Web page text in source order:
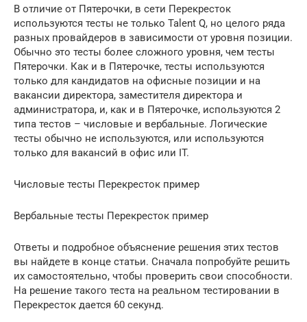
В отличие от Пятерочки, в сети Перекресток
используются тесты не только Talent Q, но целого ряда
разных провайдеров в зависимости от уровня позиции.
Обычно это тесты более сложного уровня, чем тесты
Пятерочки. Как и в Пятерочке, тесты используются
только для кандидатов на офисные позиции и на
вакансии директора, заместителя директора и
администратора, и, как и в Пятерочке, используются 2
типа тестов – числовые и вербальные. Логические
тесты обычно не используются, или используются
только для вакансий в офис или IT.
Числовые тесты Перекресток пример
Вербальные тесты Перекресток пример
Ответы и подробное объяснение решения этих тестов
вы найдете в конце статьи. Сначала попробуйте решить
их самостоятельно, чтобы проверить свои способности.
На решение такого теста на реальном тестировании в
Перекресток дается 60 секунд.